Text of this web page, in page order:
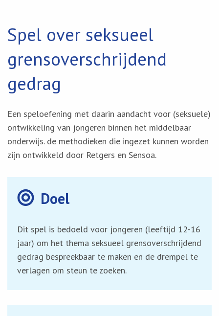
Spel over seksueel
grensoverschrijdend
gedrag
Een speloefening met daarin aandacht voor (seksuele)
ontwikkeling van jongeren binnen het middelbaar
onderwijs. de methodieken die ingezet kunnen worden
zijn ontwikkeld door Retgers en Sensoa.
Doel
Dit spel is bedoeld voor jongeren (leeftijd 12-16
jaar) om het thema seksueel grensoverschrijdend
gedrag bespreekbaar te maken en de drempel te
verlagen om steun te zoeken.